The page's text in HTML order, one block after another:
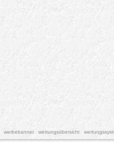
werbebanner wertungsübersicht